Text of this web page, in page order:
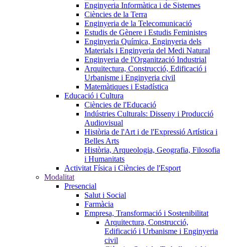
Enginyeria Informàtica i de Sistemes
Ciències de la Terra
Enginyeria de la Telecomunicació
Estudis de Gènere i Estudis Feministes
Enginyeria Química, Enginyeria dels
Materials i Enginyeria del Medi Natural
Enginyeria de l'Organització Industrial
Arquitectura, Construcció, Edificació i
Urbanisme i Enginyeria civil
Matemàtiques i Estadística
Educació i Cultura
Ciències de l'Educació
Indústries Culturals: Disseny i Producció
Audiovisual
Història de l'Art i de l'Expressió Artística i
Belles Arts
Història, Arqueologia, Geografia, Filosofia
i Humanitats
Activitat Física i Ciències de l'Esport
Modalitat
Presencial
Salut i Social
Farmàcia
Empresa, Transformació i Sostenibilitat
Arquitectura, Construcció,
Edificació i Urbanisme i Enginyeria
civil